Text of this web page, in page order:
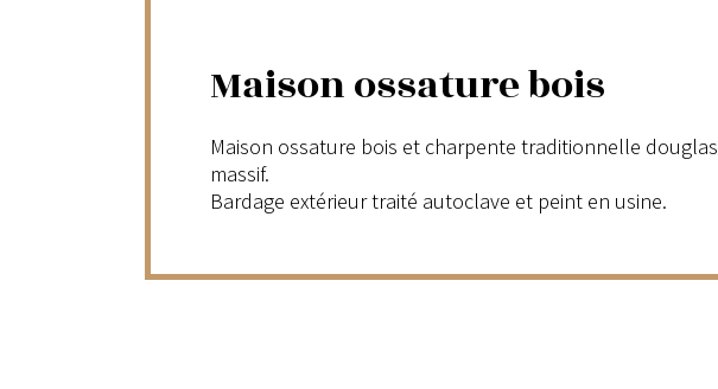
Maison ossature bois
Maison ossature bois et charpente traditionnelle douglas
massif.
Bardage extérieur traité autoclave et peint en usine.